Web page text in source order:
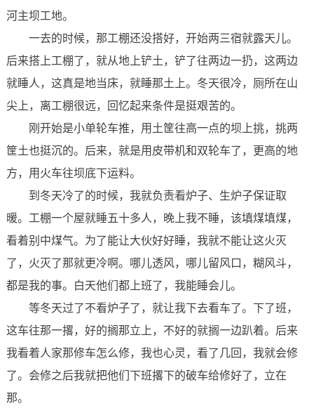
河主坝工地。
一去的时候，那工棚还没搭好，开始两三宿就露天儿。
后来搭上工棚了，就从地上铲土，铲了往两边一扔，这两边
就睡人，这真是地当床，就睡那土上。冬天很冷，厕所在山
尖上，离工棚很远，回忆起来条件是挺艰苦的。
刚开始是小单轮车推，用土筐往高一点的坝上挑，挑两
筐土也挺沉的。后来，就是用皮带机和双轮车了，更高的地
方，用火车往坝底下运料。
到冬天冷了的时候，我就负责看炉子、生炉子保证取
暖。工棚一个屋就睡五十多人，晚上我不睡，该填煤填煤，
看着别中煤气。为了能让大伙好好睡，我就不能让这火灭
了，火灭了那就更冷啊。哪儿透风，哪儿留风口，糊风斗，
都是我的事。白天他们都上班了，我能睡会儿。
等冬天过了不看炉子了，就让我下去看车了。下了班，
这车往那一撂，好的搁那立上，不好的就搁一边趴着。后来
我看着人家那修车怎么修，我也心灵，看了几回，我就会修
了。会修之后我就把他们下班撂下的破车给修好了，立在
那。